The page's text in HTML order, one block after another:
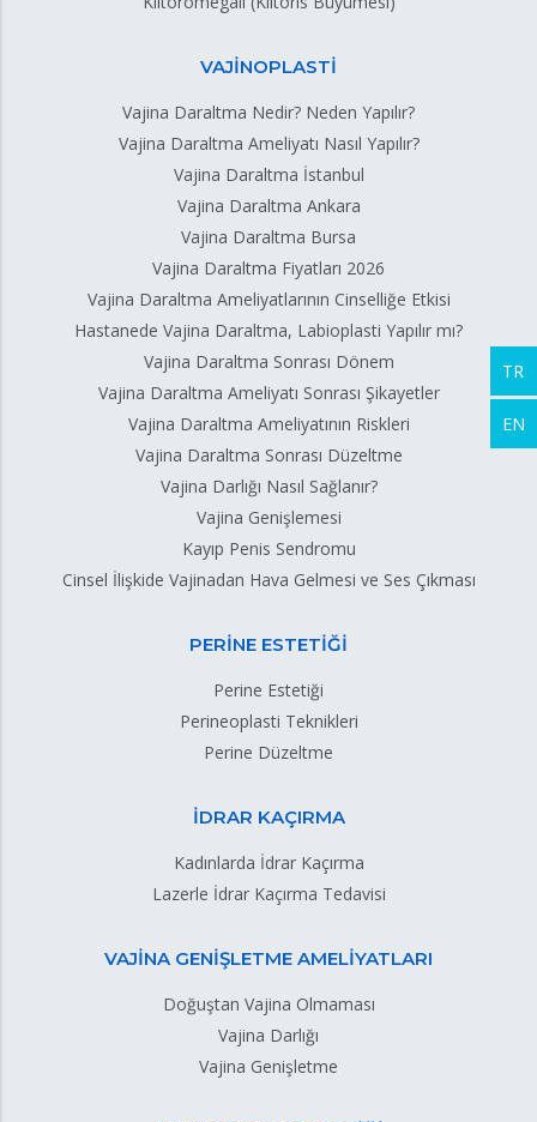
VAJİNOPLASTİ
Vajina Daraltma Nedir? Neden Yapılır?
Vajina Daraltma Ameliyatı Nasıl Yapılır?
Vajina Daraltma İstanbul
Vajina Daraltma Ankara
Vajina Daraltma Bursa
Vajina Daraltma Fiyatları 2026
Vajina Daraltma Ameliyatlarının Cinselliğe Etkisi
Hastanede Vajina Daraltma, Labioplasti Yapılır mı?
Vajina Daraltma Sonrası Dönem
Vajina Daraltma Ameliyatı Sonrası Şikayetler
Vajina Daraltma Ameliyatının Riskleri
Vajina Daraltma Sonrası Düzeltme
Vajina Darlığı Nasıl Sağlanır?
Vajina Genişlemesi
Kayıp Penis Sendromu
Cinsel İlişkide Vajinadan Hava Gelmesi ve Ses Çıkması
PERİNE ESTETİĞİ
Perine Estetiği
Perineoplasti Teknikleri
Perine Düzeltme
İDRAR KAÇIRMA
Kadınlarda İdrar Kaçırma
Lazerle İdrar Kaçırma Tedavisi
VAJİNA GENİŞLETME AMELİYATLARI
Doğuştan Vajina Olmaması
Vajina Darlığı
Vajina Genişletme
TR
EN